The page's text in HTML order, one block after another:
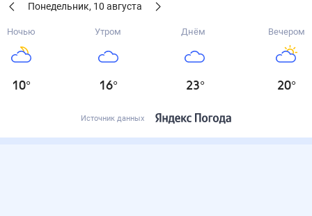
Понедельник, 10 августа
Ночью
10°
Утром
16°
Днём
23°
Вечером
20°
Источник данных